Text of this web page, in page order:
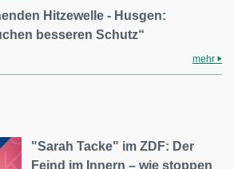
Hitzewelle - Husgen:
besseren Schutz“
mehr
"Sarah Tacke" im ZDF: Der
Feind im Innern – wie stoppen